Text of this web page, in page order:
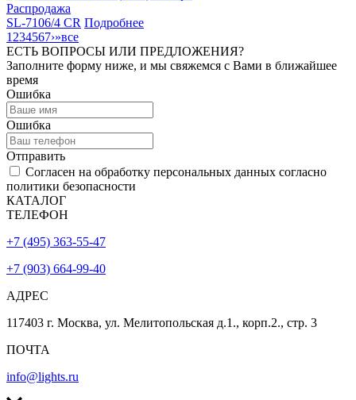
Распродажа
SL-7106/4 CR Подробнее
1 234567›»все
ЕСТЬ ВОПРОСЫ ИЛИ ПРЕДЛОЖЕНИЯ?
Заполните форму ниже, и мы свяжемся с Вами в ближайшее
время
Ошибка
Ошибка
Отправить
Согласен на обработку персональных данных согласно
политики безопасности
КАТАЛОГ
ТЕЛЕФОН
+7 (495) 363-55-47
+7 (903) 664-99-40
АДРЕС
117403 г. Москва, ул. Мелитопольская д.1., корп.2., стр. 3
ПОЧТА
info@lights.ru